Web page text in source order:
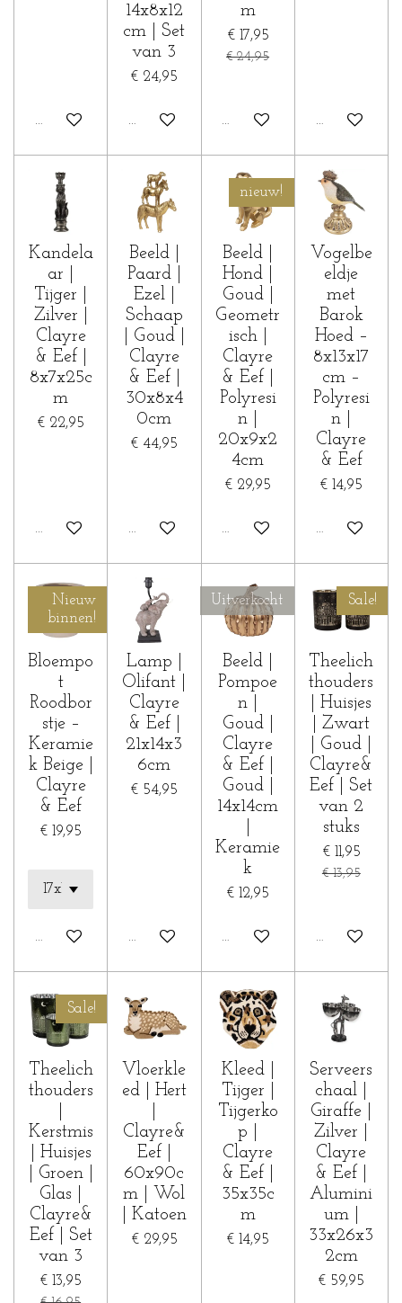
In winkelwagen
14x8x12
cm | Set
van 3
€ 24,95
In winkelwagen
m
€ 17,95
€ 24,95
In winkelwagenIn
Kandela
ar |
Tijger |
Zilver |
Clayre
& Eef |
8x7x25c
m
€ 22,95
In winkelwagen
Beeld |
Paard |
Ezel |
Schaap
| Goud |
Clayre
& Eef |
30x8x4
0cm
€ 44,95
In winkelwagen
nieuw!
Beeld |
Hond |
Goud |
Geometr
isch |
Clayre
& Eef |
Polyresi
n |
20x9x2
4cm
€ 29,95
In winkelwagen
Vogelbe
eldje
met
Barok
Hoed –
8x13x17
cm –
Polyresi
n |
Clayre
& Eef
€ 14,95
In
Nieuw
binnen!
Bloempo
t
Roodbor
stje –
Keramie
k Beige |
Clayre
& Eef
€ 19,95
In winkelwagen
Lamp |
Olifant |
Clayre
& Eef |
21x14x3
6cm
€ 54,95
In winkelwagen
Uitverkocht
Beeld |
Pompoe
n |
Goud |
Clayre
& Eef |
Goud |
14x14cm
Keramie
k
€ 12,95
Houd mij op de hoogte
Sale!
Theelich
thouders
| Huisjes
| Zwart
| Goud |
Clayre&
Eef | Set
van 2
stuks
€ 11,95
€ 13,95
In
Sale!
Theelich
thouders
Kerstmis
| Huisjes
| Groen |
Glas |
Clayre&
Eef | Set
van 3
€ 13,95
Vloerkle
ed | Hert
Clayre&
Eef |
60x90c
m | Wol
| Katoen
€ 29,95
Kleed |
Tijger |
Tijgerko
p |
Clayre
& Eef |
35x35c
m
€ 14,95
Serveers
chaal |
Giraffe |
Zilver |
Clayre
& Eef |
Alumini
um |
33x26x3
2cm
€ 59,95